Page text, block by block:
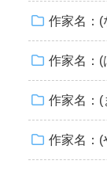
作家名：(
作家名：(
作家名：(
作家名：(